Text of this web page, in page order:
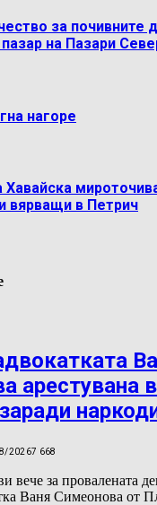
за почивните
на Пазари
нагоре
Хавайска
вярващи в Петрич
арестувана в
20267 668
вече за провалената
Ваня Симеонова от